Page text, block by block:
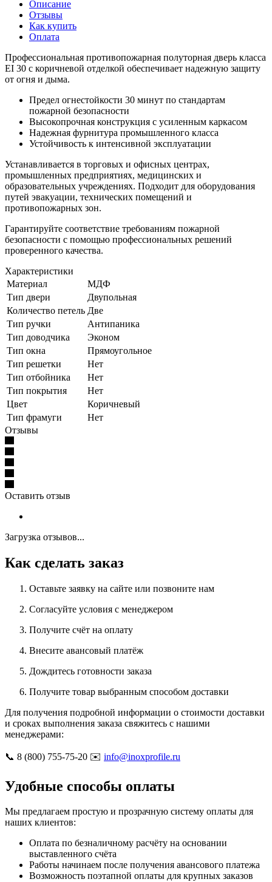
Описание
Отзывы
Как купить
Оплата
Профессиональная противопожарная полуторная дверь класса
EI 30 с коричневой отделкой обеспечивает надежную защиту
от огня и дыма.
Предел огнестойкости 30 минут по стандартам
пожарной безопасности
Высокопрочная конструкция с усиленным каркасом
Надежная фурнитура промышленного класса
Устойчивость к интенсивной эксплуатации
Устанавливается в торговых и офисных центрах,
промышленных предприятиях, медицинских и
образовательных учреждениях. Подходит для оборудования
путей эвакуации, технических помещений и
противопожарных зон.
Гарантируйте соответствие требованиям пожарной
безопасности с помощью профессиональных решений
проверенного качества.
Характеристики
Материал
МДФ
Тип двери
Двупольная
Количество петель Две
Тип ручки
Антипаника
Тип доводчика
Эконом
Тип окна
Прямоугольное
Тип решетки
Нет
Тип отбойника
Нет
Тип покрытия
Нет
Цвет
Коричневый
Тип фрамуги
Нет
Отзывы
Оставить отзыв
Загрузка отзывов...
Как сделать заказ
Оставьте заявку на сайте или позвоните нам
Согласуйте условия с менеджером
Получите счёт на оплату
Внесите авансовый платёж
Дождитесь готовности заказа
Получите товар выбранным способом доставки
Для получения подробной информации о стоимости доставки
и сроках выполнения заказа свяжитесь с нашими
менеджерами:
📞 8 (800) 755-75-20 ✉️ info@inoxprofile.ru
Удобные способы оплаты
Мы предлагаем простую и прозрачную систему оплаты для
наших клиентов:
Оплата по безналичному расчёту на основании
выставленного счёта
Работы начинаем после получения авансового платежа
Возможность поэтапной оплаты для крупных заказов